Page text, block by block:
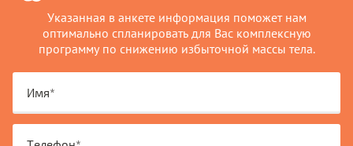
Указанная в анкете информация поможет нам
оптимально спланировать для Вас комплексную
программу по снижению избыточной массы тела.